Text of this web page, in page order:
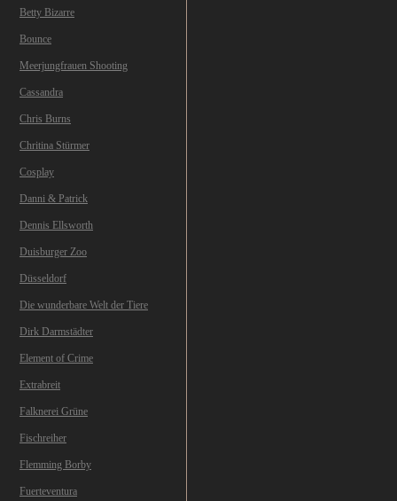
Betty Bizarre
Bounce
Meerjungfrauen Shooting
Cassandra
Chris Burns
Chritina Stürmer
Cosplay
Danni & Patrick
Dennis Ellsworth
Duisburger Zoo
Düsseldorf
Die wunderbare Welt der Tiere
Dirk Darmstädter
Element of Crime
Extrabreit
Falknerei Grüne
Fischreiher
Flemming Borby
Fuerteventura